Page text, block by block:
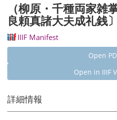
（柳原・千種両家雑
良頼真諸大夫成礼銭〕
IIIF Manifest
Open
Open in IIIF
詳細情報